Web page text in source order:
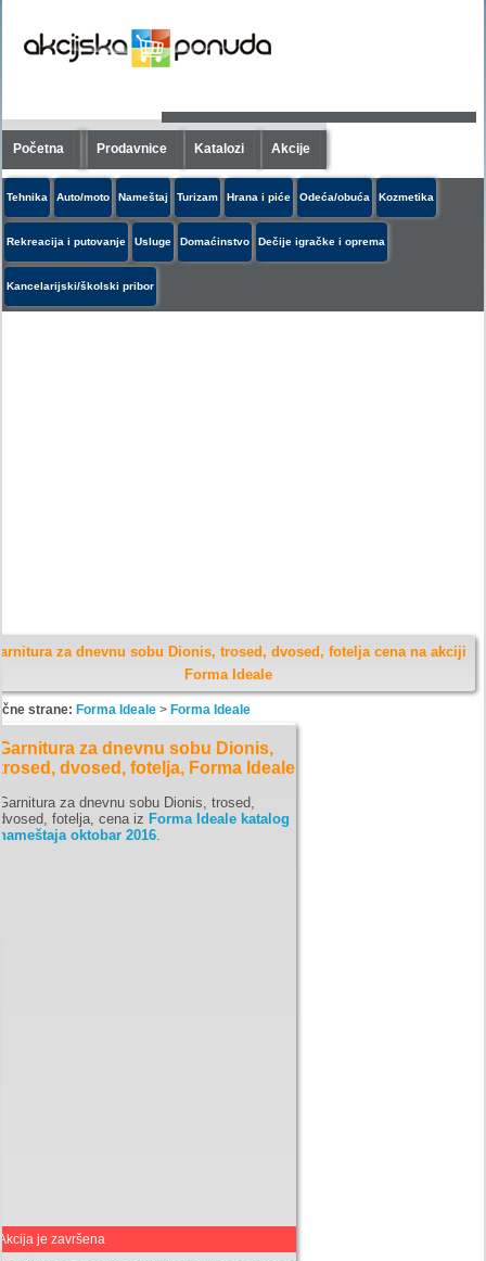
Početna Prodavnice Katalozi Akcije
Tehnika Auto/moto Nameštaj Turizam Hrana i piće Odeća/obuća Kozmetika
Rekreacija i putovanje Usluge Domaćinstvo Dečije igračke i oprema
Kancelarijski/školski pribor
za dnevnu sobu Dionis, trosed, dvosed, fotelja cena na akciji
Forma Ideale
strane: Forma Ideale> Forma Ideale
za dnevnu sobu Dionis,
dvosed, fotelja, Forma Ideale
za dnevnu sobu Dionis, trosed,
fotelja, cena iz Forma Ideale katalog
oktobar 2016.
je završena